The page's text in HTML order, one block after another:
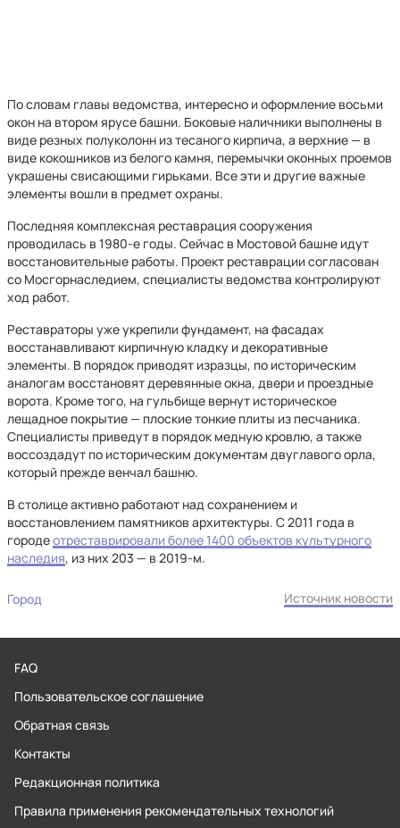
По словам главы ведомства, интересно и оформление восьми
окон на втором ярусе башни. Боковые наличники выполнены в
виде резных полуколонн из тесаного кирпича, а верхние — в
виде кокошников из белого камня, перемычки оконных проемов
украшены свисающими гирьками. Все эти и другие важные
элементы вошли в предмет охраны.
Последняя комплексная реставрация сооружения
проводилась в 1980-е годы. Сейчас в Мостовой башне идут
восстановительные работы. Проект реставрации согласован
со Мосгорнаследием, специалисты ведомства контролируют
ход работ.
Реставраторы уже укрепили фундамент, на фасадах
восстанавливают кирпичную кладку и декоративные
элементы. В порядок приводят изразцы, по историческим
аналогам восстановят деревянные окна, двери и проездные
ворота. Кроме того, на гульбище вернут историческое
лещадное покрытие — плоские тонкие плиты из песчаника.
Специалисты приведут в порядок медную кровлю, а также
воссоздадут по историческим документам двуглавого орла,
который прежде венчал башню.
В столице активно работают над сохранением и
восстановлением памятников архитектуры. С 2011 года в
городеотреставрировали более 1400 объектов культурного
наследия, из них 203 — в 2019-м.
Город Источник новости
FAQ
Пользовательское соглашение
Обратная связь
Контакты
Редакционная политика
Правила применения рекомендательных технологий